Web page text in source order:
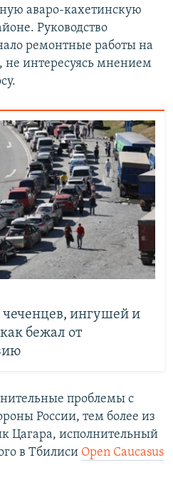
аваро-кахетинскую
Руководство
ремонтные работы на
не интересуясь мнением
ингушей и
бежал от
проблемы с
России, тем более из
Цагара, исполнительный
в Тбилиси Open Caucasus